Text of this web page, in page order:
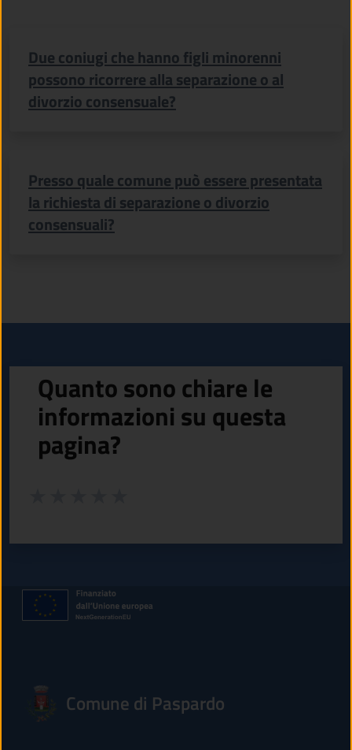
Due coniugi che hanno figli minorenni
possono ricorrere alla separazione o al
divorzio consensuale?
Presso quale comune può essere presentata
la richiesta di separazione o divorzio
consensuali?
Quanto sono chiare le
informazioni su questa
pagina?
Comune di Paspardo